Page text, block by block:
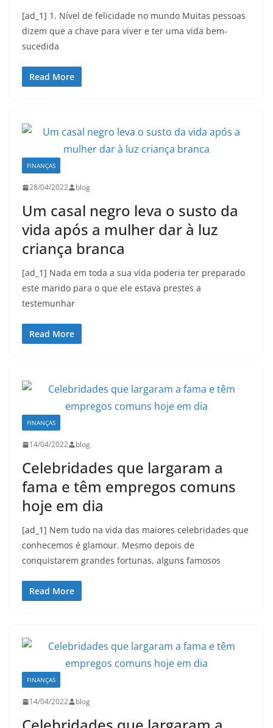
[ad_1] 1. Nível de felicidade no mundo Muitas pessoas
dizem que a chave para viver e ter uma vida bem-
sucedida
Read More
FINANÇAS
28/04/2022 blog
Um casal negro leva o susto da
vida após a mulher dar à luz
criança branca
[ad_1] Nada em toda a sua vida poderia ter preparado
este marido para o que ele estava prestes a
testemunhar
Read More
FINANÇAS
14/04/2022 blog
Celebridades que largaram a
fama e têm empregos comuns
hoje em dia
[ad_1] Nem tudo na vida das maiores celebridades que
conhecemos é glamour. Mesmo depois de
conquistarem grandes fortunas, alguns famosos
Read More
FINANÇAS
14/04/2022 blog